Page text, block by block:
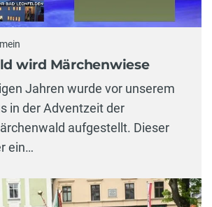
wird Märchenwiese
Jahren wurde vor unserem
in der Adventzeit der
aufgestellt. Dieser
ein…